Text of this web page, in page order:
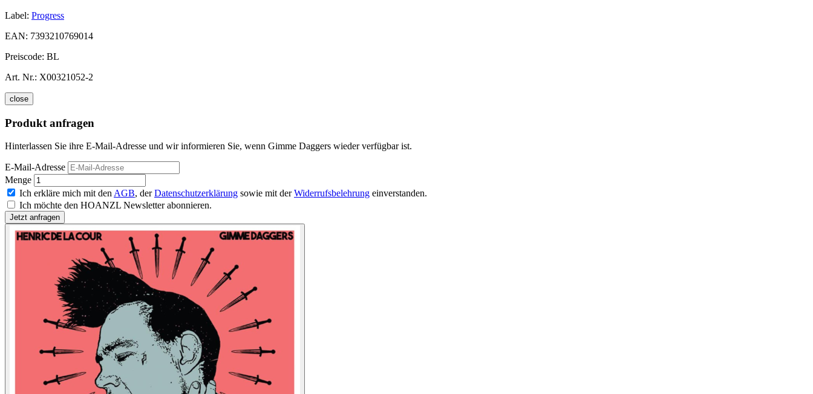
Label: Progress
EAN: 7393210769014
Preiscode: BL
Art. Nr.: X00321052-2
close
Produkt anfragen
Hinterlassen Sie ihre E-Mail-Adresse und wir informieren Sie, wenn Gimme Daggers wieder verfügbar ist.
E-Mail-Adresse
Menge
Ich erkläre mich mit den AGB, derDatenschutzerklärung sowie mit derWiderrufsbelehrung einverstanden.
Ich möchte den HOANZL Newsletter abonnieren.